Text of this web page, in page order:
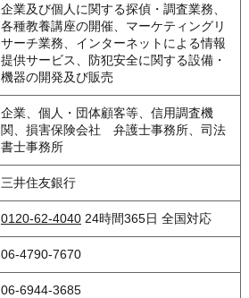
企業及び個人に関する探偵・調査業務、
各種教養講座の開催、マーケティングリ
サーチ業務、インターネットによる情報
提供サービス、防犯安全に関する設備・
機器の開発及び販売
企業、個人・団体顧客等、信用調査機
関、損害保険会社 弁護士事務所、司法
書士事務所
三井住友銀行
0120-62-404024時間365日 全国対応
06-4790-7670
06-6944-3685